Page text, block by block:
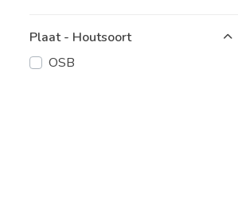
Plaat - Houtsoort
OSB